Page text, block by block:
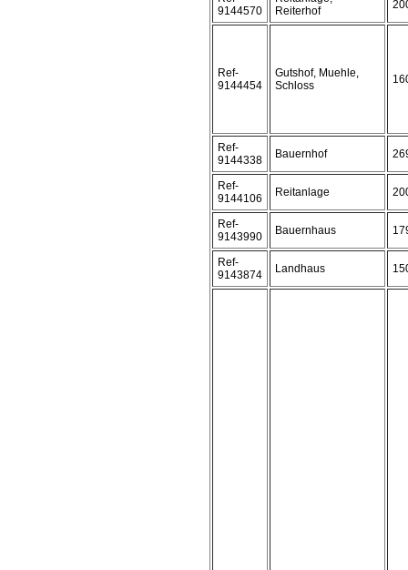
9144570
Reiterhof
Ref-
9144454
Gutshof, Muehle,
Schloss
Ref-
9144338
Bauernhof
Ref-
9144106
Reitanlage
Ref-
9143990
Bauernhaus
Ref-
9143874
Landhaus